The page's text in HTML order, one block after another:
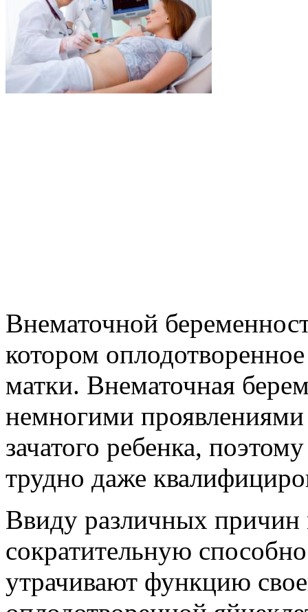
Внематочной
котором
матки. Внематочная
немногими проявлениями
зачатого ребенка,
трудно даже
Ввиду различных причин
сократительную
утрачивают функцию